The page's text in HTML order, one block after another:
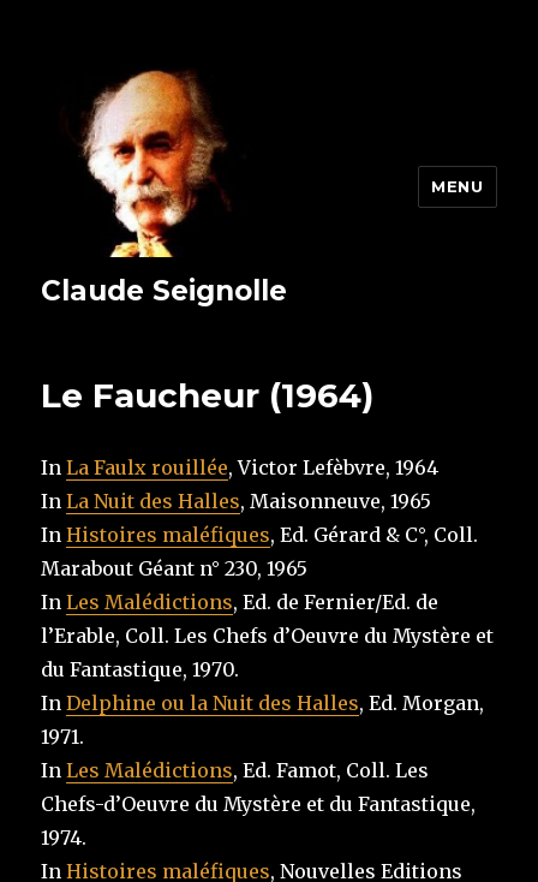
Claude Seignolle
MENU
Le Faucheur (1964)
InLa Faulx rouillée, Victor Lefèbvre, 1964
InLa Nuit des Halles, Maisonneuve, 1965
InHistoires maléfiques, Ed. Gérard & C°, Coll.
Marabout Géant n° 230, 1965
InLes Malédictions, Ed. de Fernier/Ed. de
l’Erable, Coll. Les Chefs d’Oeuvre du Mystère et
du Fantastique, 1970.
InDelphine ou la Nuit des Halles, Ed. Morgan,
1971.
InLes Malédictions, Ed. Famot, Coll. Les
Chefs-d’Oeuvre du Mystère et du Fantastique,
1974.
InHistoires maléfiques, Nouvelles Editions